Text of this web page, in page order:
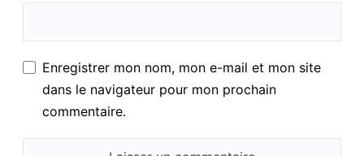
Enregistrer mon nom, mon e-mail et mon site
dans le navigateur pour mon prochain
commentaire.